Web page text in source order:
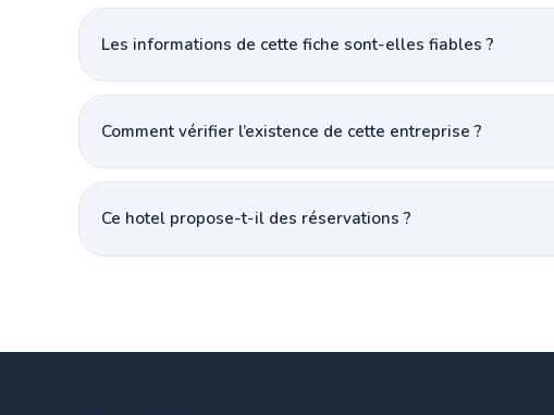
Les informations de cette fiche sont-elles fiables ?
Comment vérifier l’existence de cette entreprise ?
Ce hotel propose-t-il des réservations ?